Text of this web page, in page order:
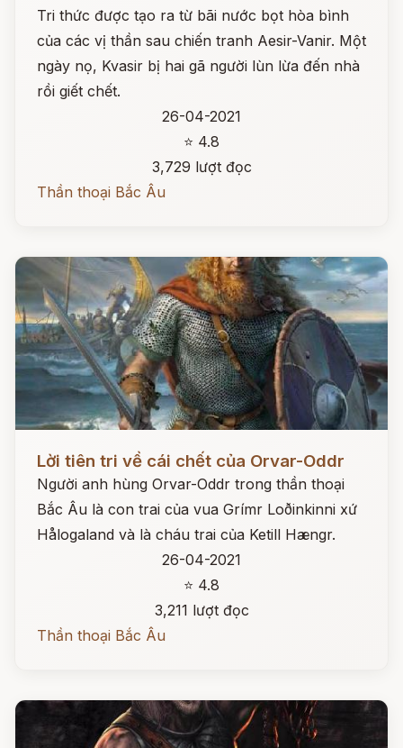
Tri thức được tạo ra từ bãi nước bọt hòa bình
của các vị thần sau chiến tranh Aesir-Vanir. Một
ngày nọ, Kvasir bị hai gã người lùn lừa đến nhà
rồi giết chết.
26-04-2021
⭐ 4.8
3,729 lượt đọc
Thần thoại Bắc Âu
Lời tiên tri về cái chết của Orvar-Oddr
Người anh hùng Orvar-Oddr trong thần thoại
Bắc Âu là con trai của vua Grímr Loðinkinni xứ
Hålogaland và là cháu trai của Ketill Hængr.
26-04-2021
⭐ 4.8
3,211 lượt đọc
Thần thoại Bắc Âu